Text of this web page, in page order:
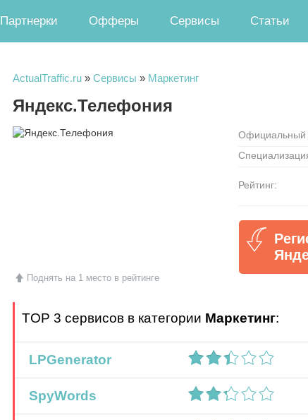
Партнерки Офферы Сервисы Статьи
ActualTraffic.ru » Сервисы » Маркетинг
Яндекс.Телефония
Поднять на 1 место в рейтинге
Официальный
Рейтинг:
TOP 3 сервисов в категории Маркетинг:
LPGenerator
SpyWords